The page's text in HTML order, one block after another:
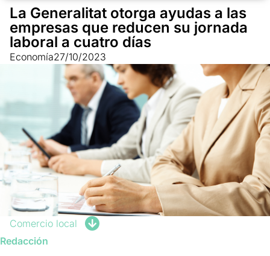
La Generalitat otorga ayudas a las
empresas que reducen su jornada
laboral a cuatro días
Economía27/10/2023
Comercio local
Redacción